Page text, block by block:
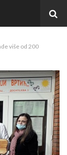
više od 200